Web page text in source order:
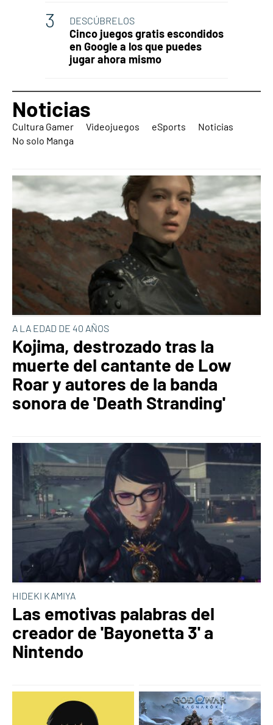
DESCÚBRELOS
Cinco juegos gratis escondidos
en Google a los que puedes
jugar ahora mismo
Noticias
Cultura Gamer Videojuegos eSports
Noticias
No solo Manga
A LA EDAD DE 40 AÑOS
Kojima, destrozado tras la
muerte del cantante de Low
Roar y autores de la banda
sonora de 'Death Stranding'
HIDEKI KAMIYA
Las emotivas palabras del
creador de 'Bayonetta 3' a
Nintendo